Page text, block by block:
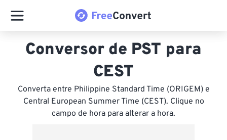
Conversor de PST para
CEST
Converta entre Philippine Standard Time (ORIGEM) e
Central European Summer Time (CEST). Clique no
campo de hora para alterar a hora.